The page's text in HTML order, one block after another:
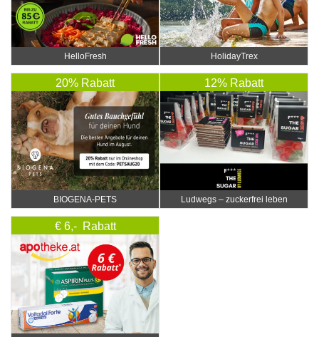
HelloFresh HolidayTrex
20% Rabatt
BIOGENA-PETS
12% Rabatt
Ludwegs – zuckerfrei leben
€ 6,- Rabatt